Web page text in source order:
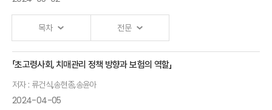
목차 전문
국내 중소기업 보험시장 현황과
이슈
「초고령사회, 치매관리 정책 방향과 보험의 역할」
저자 : 류건식,송현종,송윤아
2024-04-05